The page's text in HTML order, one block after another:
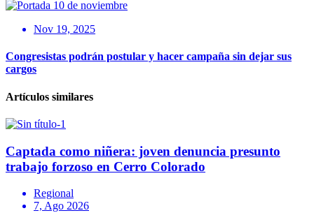
Nov 19, 2025
Congresistas podrán postular y hacer campaña sin dejar sus
cargos
Artículos similares
Captada como niñera: joven denuncia presunto
trabajo forzoso en Cerro Colorado
Regional
7, Ago 2026